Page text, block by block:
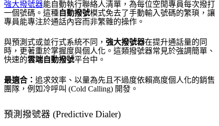
強大撥號器能自動執行聯絡人清單，為每位空閒專員每次撥打
一個號碼。這種自動撥號模式免去了手動輸入號碼的繁瑣，讓
專員能專注於通話內容而非繁雜的操作。
與預測式或並行式系統不同， 強大撥號器在提升通話量的同
時，更著重於掌握度與個人化。這類撥號器常見於強調簡單、
快速的雲端自動撥號平台中。
最適合： 追求效率、以量為先且不過度依賴高度個人化的銷售
團隊，例如冷呼叫 (Cold Calling) 開發。
預測撥號器 (Predictive Dialer)